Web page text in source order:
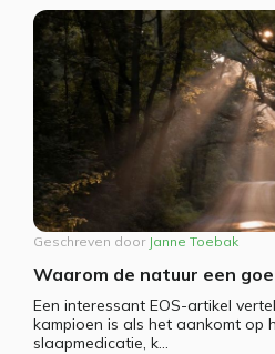
Geschreven door Janne Toebak
Waarom de natuur een
Een interessant EOS-artikel
kampioen is als het aankomt op
slaapmedicatie, k...